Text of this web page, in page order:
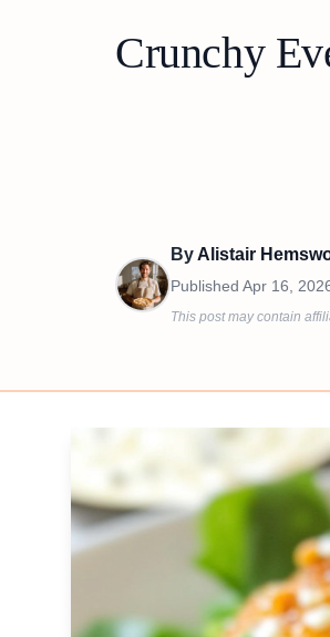
Crunchy
ByAlistair
Published Apr 16,
This post may contain